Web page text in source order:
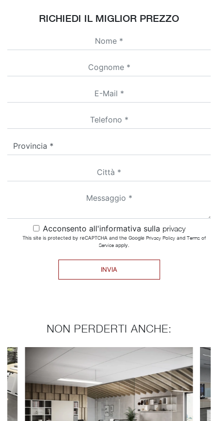
RICHIEDI IL MIGLIOR PREZZO
Acconsento all'informativa sulla privacy
This site is protected by reCAPTCHA and the Google Privacy Policyand Terms of
Serviceapply.
INVIA
NON PERDERTI ANCHE: